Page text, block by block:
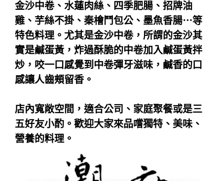
金沙中卷、水蓮肉絲、四季肥腸、招牌油
雞、芋絲不掛、秦檜鬥包公、墨魚香腸⋯等
特色料理。尤其是金沙中卷，所謂的金沙其
實是鹹蛋黃，炸過酥脆的中卷加入鹹蛋黃拌
炒，咬一口感覺到中卷彈牙滋味，鹹香的口
感讓人齒頰留香。
店內寬敞空間，適合公司、家庭聚餐或是三
五好友小酌。歡迎大家來品嚐獨特、美味、
營養的料理。